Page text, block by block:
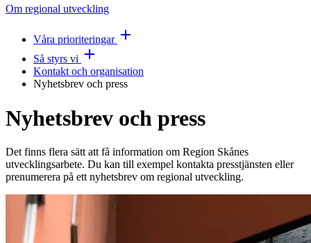
Om regional utveckling
Våra prioriteringar
Så styrs vi
Kontakt och organisation
Nyhetsbrev och press
Nyhetsbrev och press
Det finns flera sätt att få information om Region Skånes
utvecklingsarbete. Du kan till exempel kontakta presstjänsten eller
prenumerera på ett nyhetsbrev om regional utveckling.